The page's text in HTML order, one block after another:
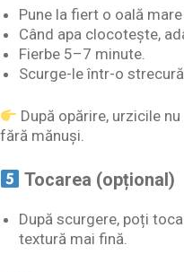
Pune la fiert o oală mare
Când apa clocotește,
Fierbe 5–7 minute.
Scurge-le într-o
După opărire, urzicile
fără mănuși.
Tocarea (opțional)
După scurgere, poți
textură mai fină.